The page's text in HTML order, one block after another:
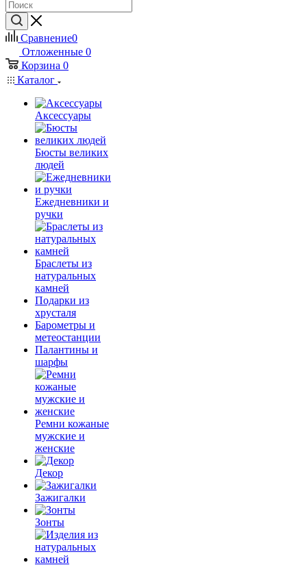
Сравнение0
Отложенные 0
Корзина 0
Каталог
Аксессуары
Бюсты великих
людей
Ежедневники и
ручки
Браслеты из
натуральных
камней
Подарки из
хрусталя
Барометры и
метеостанции
Палантины и
шарфы
Ремни кожаные
мужские и
женские
Декор
Зажигалки
Зонты